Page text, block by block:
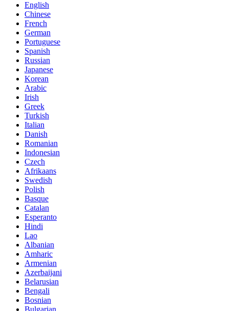
English
Chinese
French
German
Portuguese
Spanish
Russian
Japanese
Korean
Arabic
Irish
Greek
Turkish
Italian
Danish
Romanian
Indonesian
Czech
Afrikaans
Swedish
Polish
Basque
Catalan
Esperanto
Hindi
Lao
Albanian
Amharic
Armenian
Azerbaijani
Belarusian
Bengali
Bosnian